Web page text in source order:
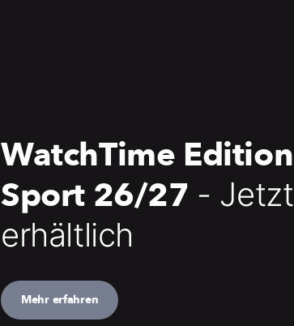
WatchTime Edition
Sport 26/27 - Jetzt
erhältlich
Mehr erfahren